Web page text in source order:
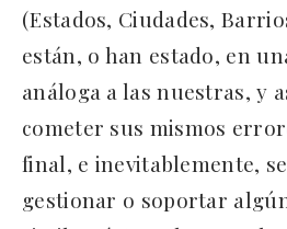
(Estados, Ciudades,
están, o han estado, en
análoga a las nuestras, y
cometer sus mismos
final, e inevitablemente,
gestionar o soportar